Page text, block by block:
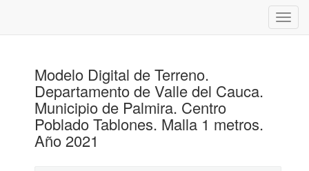
Modelo Digital de Terreno.
Departamento de Valle del Cauca.
Municipio de Palmira. Centro
Poblado Tablones. Malla 1 metros.
Año 2021